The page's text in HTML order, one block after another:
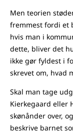
Men teorien
fremmest fordi et
hvis man i
dette, bliver det
ikke gør fyldest i
skrevet om, hvad
Skal man tage
Kierkegaard eller
skønånder over,
beskrive barnet